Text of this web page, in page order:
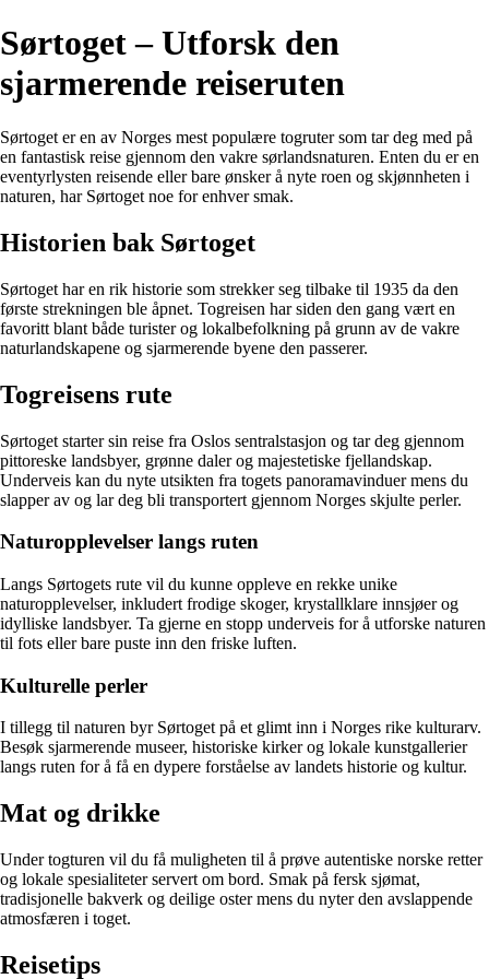
Sørtoget – Utforsk den
sjarmerende reiseruten
Sørtoget er en av Norges mest populære togruter som tar deg med på
en fantastisk reise gjennom den vakre sørlandsnaturen. Enten du er en
eventyrlysten reisende eller bare ønsker å nyte roen og skjønnheten i
naturen, har Sørtoget noe for enhver smak.
Historien bak Sørtoget
Sørtoget har en rik historie som strekker seg tilbake til 1935 da den
første strekningen ble åpnet. Togreisen har siden den gang vært en
favoritt blant både turister og lokalbefolkning på grunn av de vakre
naturlandskapene og sjarmerende byene den passerer.
Togreisens rute
Sørtoget starter sin reise fra Oslos sentralstasjon og tar deg gjennom
pittoreske landsbyer, grønne daler og majestetiske fjellandskap.
Underveis kan du nyte utsikten fra togets panoramavinduer mens du
slapper av og lar deg bli transportert gjennom Norges skjulte perler.
Naturopplevelser langs ruten
Langs Sørtogets rute vil du kunne oppleve en rekke unike
naturopplevelser, inkludert frodige skoger, krystallklare innsjøer og
idylliske landsbyer. Ta gjerne en stopp underveis for å utforske naturen
til fots eller bare puste inn den friske luften.
Kulturelle perler
I tillegg til naturen byr Sørtoget på et glimt inn i Norges rike kulturarv.
Besøk sjarmerende museer, historiske kirker og lokale kunstgallerier
langs ruten for å få en dypere forståelse av landets historie og kultur.
Mat og drikke
Under togturen vil du få muligheten til å prøve autentiske norske retter
og lokale spesialiteter servert om bord. Smak på fersk sjømat,
tradisjonelle bakverk og deilige oster mens du nyter den avslappende
atmosfæren i toget.
Reisetips